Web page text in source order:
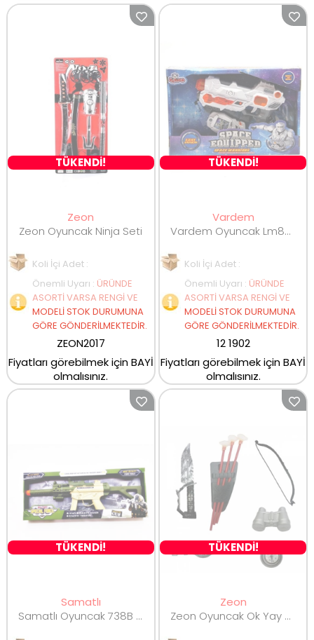
TÜKENDİ!
Zeon
Zeon Oyuncak Ninja Seti
Koli İçi Adet :
Önemli Uyarı : ÜRÜNDE
ASORTİ VARSA RENGİ VE
MODELİ STOK DURUMUNA
GÖRE GÖNDERİLMEKTEDİR.
ZEON2017
Fiyatları görebilmek için BAYİ
olmalısınız.
TÜKENDİ!
Vardem
Vardem Oyuncak Lm888-5C 5F Işıklı Sesli 2 Parça Uzay
Koli İçi Adet :
Önemli Uyarı : ÜRÜNDE
ASORTİ VARSA RENGİ VE
MODELİ STOK DURUMUNA
GÖRE GÖNDERİLMEKTEDİR.
12 1902
Fiyatları görebilmek için BAYİ
olmalısınız.
TÜKENDİ!
Samatlı
Samatlı Oyuncak 738B B/O Sesli Işıklı ve Titreşimli Silah
TÜKENDİ!
Zeon
Zeon Oyuncak Ok Yay Seti 26 cm